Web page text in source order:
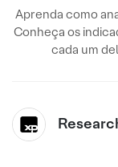
Aprenda como
Conheça os
cada um